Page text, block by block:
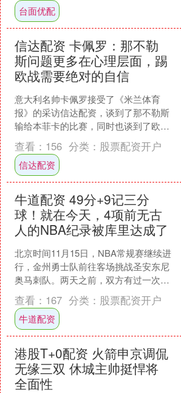
台面优配
信达配资 卡佩罗：那不勒
斯问题更多在心理层面，踢
欧战需要绝对的自信
意大利名帅卡佩罗接受了《米兰体育
报》的采访信达配资，谈到了那不勒斯
输给本菲卡的比赛，同时也谈到了欧冠
赛场几支意甲球队的表现。 卡佩罗先
生，您怎么解释那不勒斯在不....
查看： 156 分类： 股票配资开户
信达配资
牛道配资 49分+9记三分
球！就在今天，4项前无古
人的NBA纪录被库里达成了
北京时间11月15日，NBA常规赛继续进
行，金州勇士队前往客场挑战圣安东尼
奥马刺队。两天之前，双方有过一次交
手，文班亚马和卡斯尔同场砍下三双创
造历史，库里独砍4....
查看： 167 分类： 股票配资开户
牛道配资
港股T+0配资 火箭申京调侃
无缘三双 休城主帅挺悍将
全面性